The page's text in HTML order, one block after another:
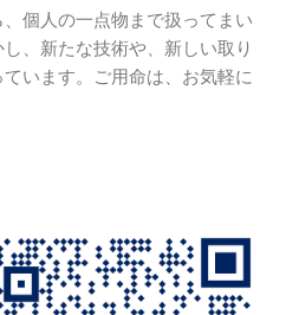
個人の一点物まで扱ってまい
、新たな技術や、新しい取り
います。ご用命は、お気軽に